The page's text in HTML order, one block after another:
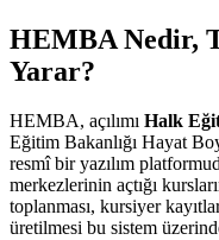
HEMBA Nedir,
Yarar?
HEMBA, açılımı Halk
Eğitim Bakanlığı Hayat
resmî bir yazılım
merkezlerinin açtığı
toplanması, kursiyer
üretilmesi bu sistem